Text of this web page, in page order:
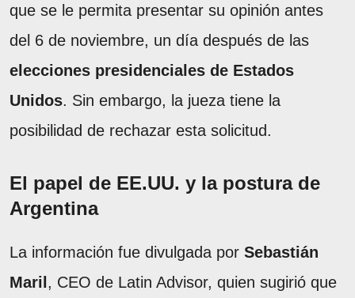
que se le permita presentar su opinión antes
del 6 de noviembre, un día después de las
elecciones presidenciales de Estados
Unidos. Sin embargo, la jueza tiene la
posibilidad de rechazar esta solicitud.
El papel de EE.UU. y la postura de
Argentina
La información fue divulgada por Sebastián
Maril , CEO de Latin Advisor, quien sugirió que